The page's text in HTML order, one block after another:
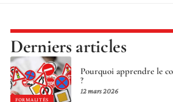
Derniers articles
FORMALITÉS
Pourquoi apprendre le
?
12 mars 2026